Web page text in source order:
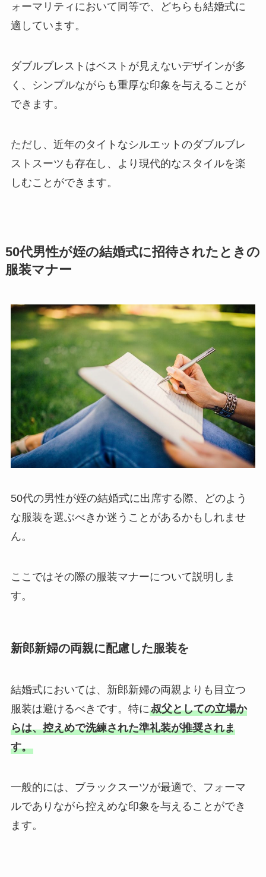
ォーマリティにおいて同等で、どちらも結婚式に
適しています。
ダブルブレストはベストが見えないデザインが多
く、シンプルながらも重厚な印象を与えることが
できます。
ただし、近年のタイトなシルエットのダブルブレ
ストスーツも存在し、より現代的なスタイルを楽
しむことができます。
50代男性が姪の結婚式に招待されたときの
服装マナー
50代の男性が姪の結婚式に出席する際、どのよう
な服装を選ぶべきか迷うことがあるかもしれませ
ん。
ここではその際の服装マナーについて説明しま
す。
新郎新婦の両親に配慮した服装を
結婚式においては、新郎新婦の両親よりも目立つ
服装は避けるべきです。特に叔父としての立場か
らは、控えめで洗練された準礼装が推奨されま
す。
一般的には、ブラックスーツが最適で、フォーマ
ルでありながら控えめな印象を与えることができ
ます。